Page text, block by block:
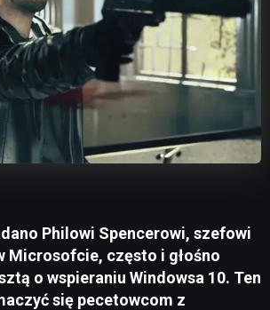
Philowi Spencerowi, szefowi
Microsofcie, często i głośno
o wspieraniu Windowsa 10. Ten
się pecetowcom z